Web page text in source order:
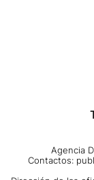
Agencia
Contactos: